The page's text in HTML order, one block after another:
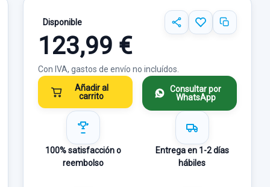
Disponible
123,99 €
Con IVA, gastos de envío no incluídos.
Añadir al
carrito
Consultar por
WhatsApp
100% satisfacción o
reembolso
Entrega en 1-2 días
hábiles